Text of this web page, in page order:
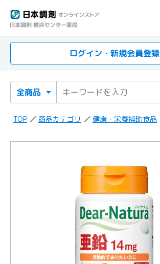
ログイン・新規会員登録
検索カテゴリ
検索キーワード
TOP 商品カテゴリ 健康・栄養補助食品